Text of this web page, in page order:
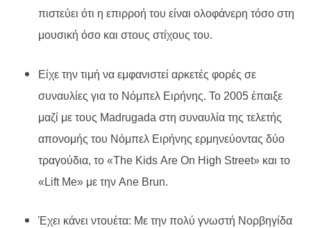
πιστεύει ότι η επιρροή του είναι ολοφάνερη τόσο στη
μουσική όσο και στους στίχους του.
Είχε την τιμή να εμφανιστεί αρκετές φορές σε
συναυλίες για το Νόμπελ Ειρήνης. Το 2005 έπαιξε
μαζί με τους Madrugada στη συναυλία της τελετής
απονομής του Νόμπελ Ειρήνης ερμηνεύοντας δύο
τραγούδια, το «The Kids Are On High Street» και το
« Lift Me» με την Ane Brun.
Έχει κάνει ντουέτα: Με την πολύ γνωστή Νορβηγίδα